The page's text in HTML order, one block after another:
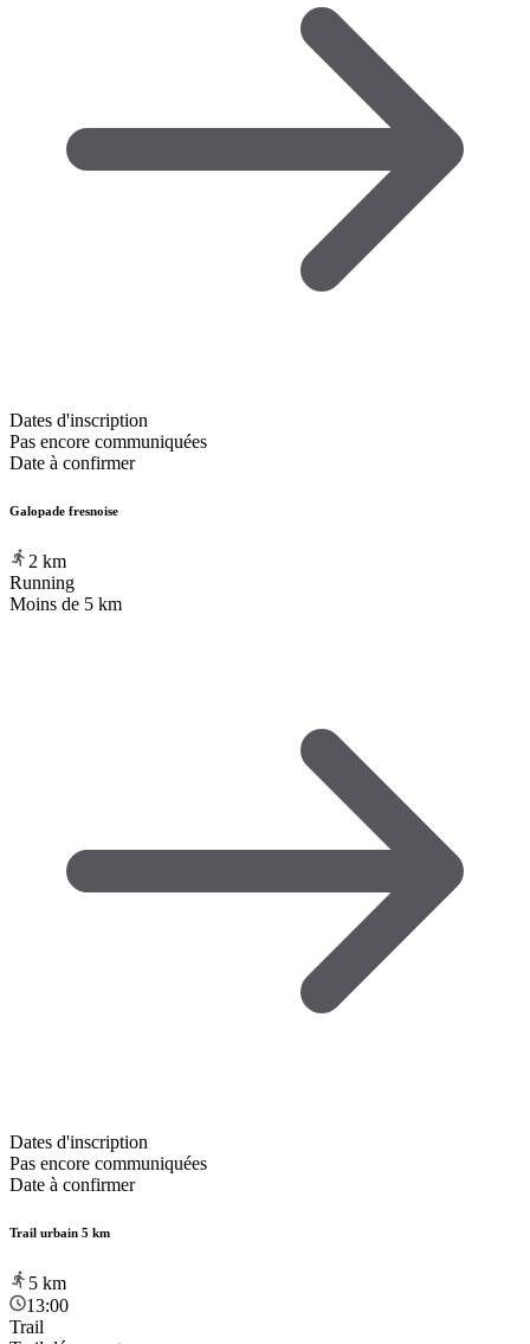
Dates d'inscription
Pas encore communiquées
Date à confirmer
Galopade fresnoise
2 km
Running
Moins de 5 km
Dates d'inscription
Pas encore communiquées
Date à confirmer
Trail urbain 5 km
5 km
13:00
Trail